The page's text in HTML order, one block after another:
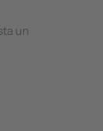
un